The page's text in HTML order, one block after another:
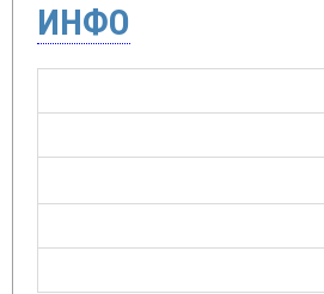
ИНФО